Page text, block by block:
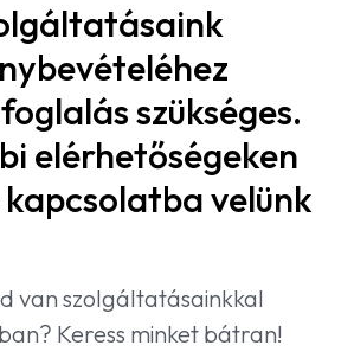
szükséges.
elérhetőségeken
velünk
van szolgáltatásainkkal
Keress minket bátran!